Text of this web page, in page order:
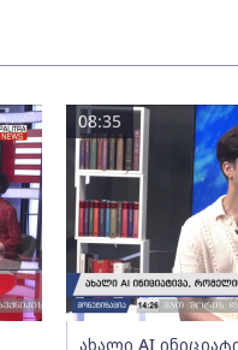
ახალი AI
08:35